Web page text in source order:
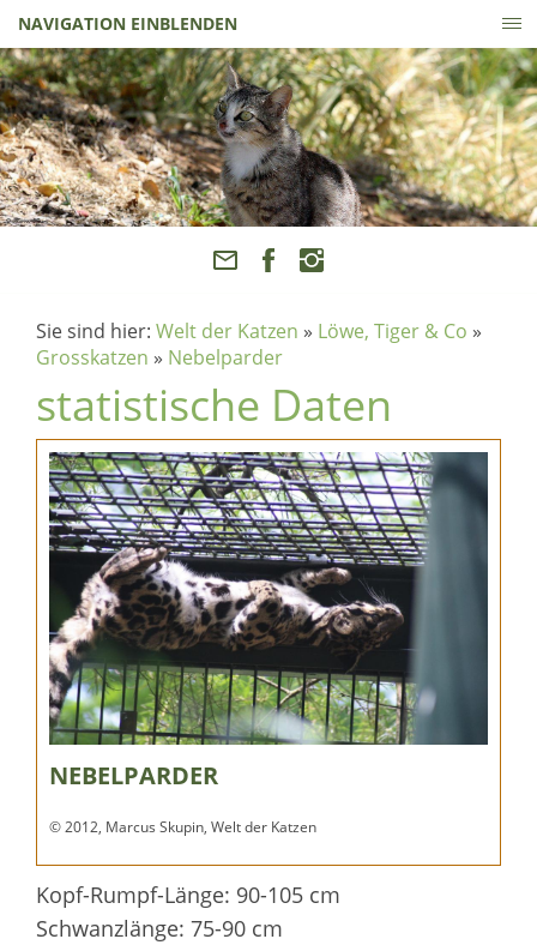
NAVIGATION EINBLENDEN
Sie sind hier: Welt der Katzen » Löwe, Tiger & Co »
Grosskatzen » Nebelparder
statistische Daten
NEBELPARDER
© 2012, Marcus Skupin, Welt der Katzen
Kopf-Rumpf-Länge: 90-105 cm
Schwanzlänge: 75-90 cm